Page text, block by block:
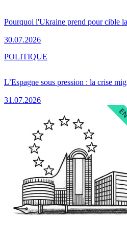
Pourquoi l'Ukraine prend pour cible
30.07.2026
L’Espagne sous pression : la crise
31.07.2026
POLITIQUE